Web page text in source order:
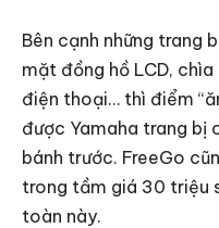
Bên cạnh những trang
mặt đồng hồ LCD,
điện thoại… thì điểm
được Yamaha trang bị
bánh trước. FreeGo
trong tầm giá 30 triệu
toàn này.